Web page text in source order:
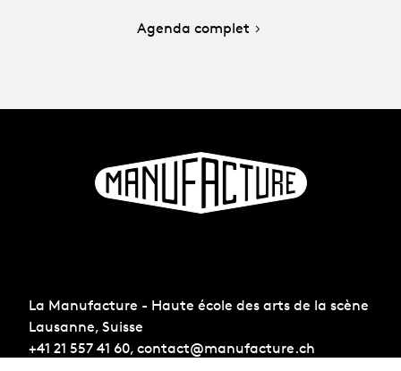
Agenda complet
La Manufacture - Haute école des arts de la scène
Lausanne, Suisse
+41 21 557 41 60, contact@manufacture.ch